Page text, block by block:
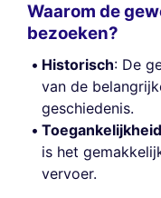
Waarom de
bezoeken?
Historisch: De
van de
geschiedenis.
Toegankelijkheid
is het
vervoer.